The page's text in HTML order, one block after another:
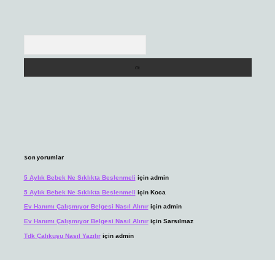
Son yorumlar
5 Aylık Bebek Ne Sıklıkta Beslenmeli için admin
5 Aylık Bebek Ne Sıklıkta Beslenmeli için Koca
Ev Hanımı Çalışmıyor Belgesi Nasıl Alınıriçin admin
Ev Hanımı Çalışmıyor Belgesi Nasıl Alınıriçin Sarsılmaz
Tdk Çalıkuşu Nasıl Yazılıriçin admin